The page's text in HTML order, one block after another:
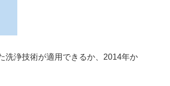
洗浄技術が適用できるか、2014年か